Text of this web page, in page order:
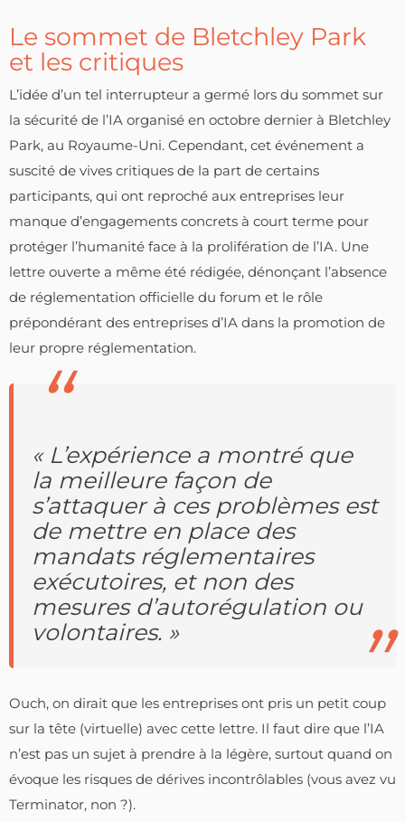
Le sommet de Bletchley Park
et les critiques
L’idée d’un tel interrupteur a germé lors du sommet sur
la sécurité de l’IA organisé en octobre dernier à Bletchley
Park, au Royaume-Uni. Cependant, cet événement a
suscité de vives critiques de la part de certains
participants, qui ont reproché aux entreprises leur
manque d’engagements concrets à court terme pour
protéger l’humanité face à la prolifération de l’IA. Une
lettre ouverte a même été rédigée, dénonçant l’absence
de réglementation officielle du forum et le rôle
prépondérant des entreprises d’IA dans la promotion de
leur propre réglementation.
« L’expérience a montré que
la meilleure façon de
s’attaquer à ces problèmes est
de mettre en place des
mandats réglementaires
exécutoires, et non des
mesures d’autorégulation ou
volontaires. »
Ouch, on dirait que les entreprises ont pris un petit coup
sur la tête (virtuelle) avec cette lettre. Il faut dire que l’IA
n’est pas un sujet à prendre à la légère, surtout quand on
évoque les risques de dérives incontrôlables (vous avez vu
Terminator, non ?).